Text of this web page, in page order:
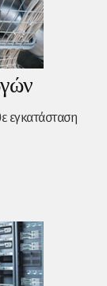
εγκατάσταση